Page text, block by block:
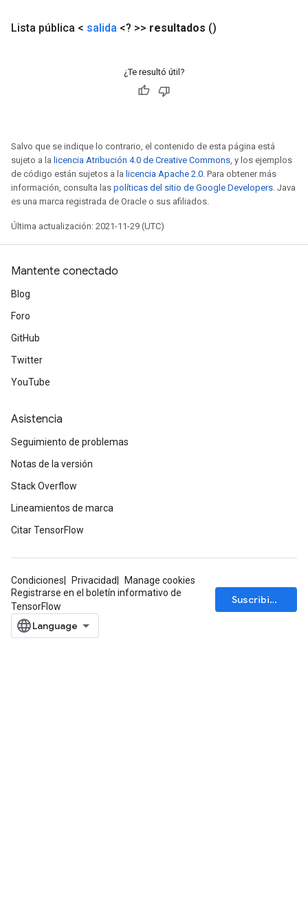
Lista pública < salida <? >> resultados ()
¿Te resultó útil?
Salvo que se indique lo contrario, el contenido de esta página está
sujeto a la licencia Atribución 4.0 de Creative Commons, y los ejemplos
de código están sujetos a la licencia Apache 2.0. Para obtener más
información, consulta las políticas del sitio de Google Developers. Java
es una marca registrada de Oracle o sus afiliados.
Última actualización: 2021-11-29 (UTC)
Mantente conectado
Blog
Foro
GitHub
Twitter
YouTube
Asistencia
Seguimiento de problemas
Notas de la versión
Stack Overflow
Lineamientos de marca
Citar TensorFlow
Condiciones Privacidad
Manage cookies
Registrarse en el boletín informativo de
TensorFlow
Suscribirse